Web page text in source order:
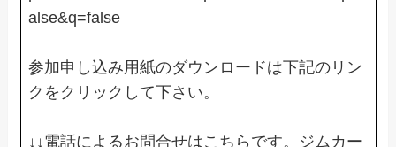
alse&q=false
参加申し込み用紙のダウンロードは下記のリン
クをクリックして下さい。
↓↓電話によるお問合せはこちらです。ジムカー